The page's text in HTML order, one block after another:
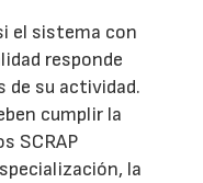
el sistema con
responde
de su actividad.
cumplir la
SCRAP
la